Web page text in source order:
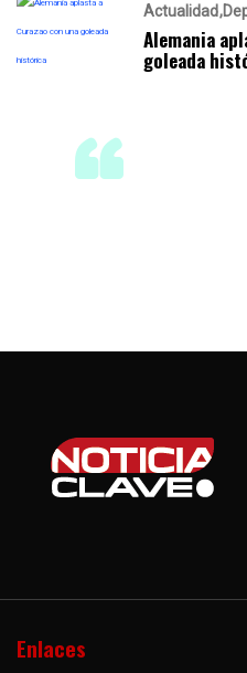
Actualidad
Alemania
goleada
Enlaces